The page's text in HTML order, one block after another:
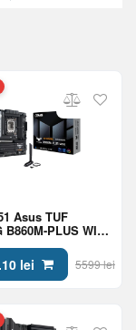
Asus TUF
B860M-PLUS WIFI
lei 5599 lei